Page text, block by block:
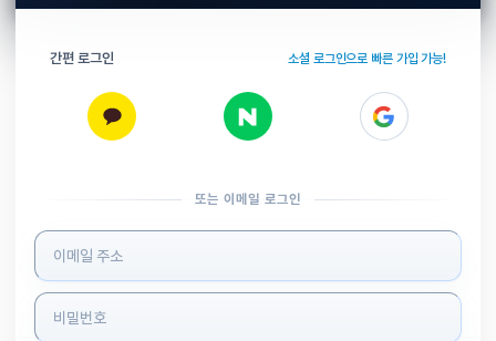
간편 로그인 소셜 로그인으로 빠른 가입 가능!
또는 이메일 로그인
로그인 정보 입력